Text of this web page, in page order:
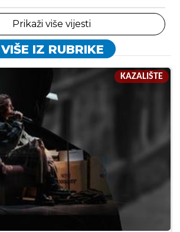
Prikaži više vijesti
VIŠE IZ RUBRIKE
KAZALIŠTE